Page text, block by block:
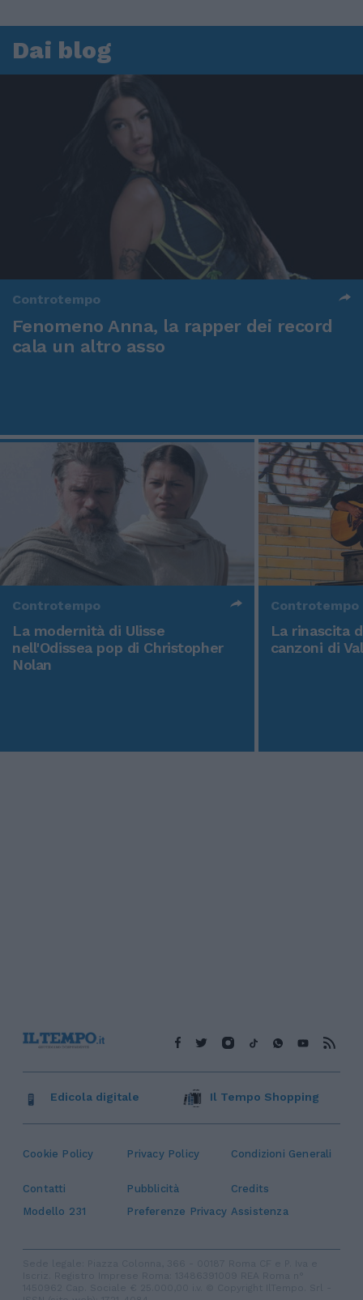
Dai blog
Controtempo
Fenomeno Anna, la rapper dei record
cala un altro asso
Controtempo
La modernità di Ulisse
nell'Odissea pop di Christopher
Nolan
Controtempo
La rinascita
canzoni di
Cookie Policy Privacy Policy Condizioni Generali
Contatti Pubblicità
Credits
Modello 231
Preferenze Privacy Assistenza
Edicola digitale Il Tempo Shopping